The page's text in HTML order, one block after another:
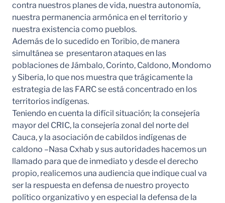
contra nuestros planes de vida, nuestra autonomía,
nuestra permanencia armónica en el territorio y
nuestra existencia como pueblos.
Además de lo sucedido en Toribio, de manera
simultánea se presentaron ataques en las
poblaciones de Jámbalo, Corinto, Caldono, Mondomo
y Siberia, lo que nos muestra que trágicamente la
estrategia de las FARC se está concentrado en los
territorios indígenas.
Teniendo en cuenta la difícil situación; la consejería
mayor del CRIC, la consejería zonal del norte del
Cauca, y la asociación de cabildos indígenas de
caldono –Nasa Cxhab y sus autoridades hacemos un
llamado para que de inmediato y desde el derecho
propio, realicemos una audiencia que indique cual va
ser la respuesta en defensa de nuestro proyecto
político organizativo y en especial la defensa de la